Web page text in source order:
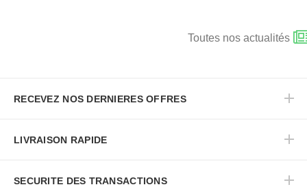
Toutes nos actualités
RECEVEZ NOS DERNIERES OFFRES
LIVRAISON RAPIDE
SECURITE DES TRANSACTIONS